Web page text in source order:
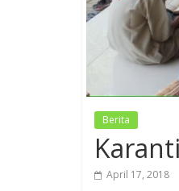
Berita
April 17, 2018